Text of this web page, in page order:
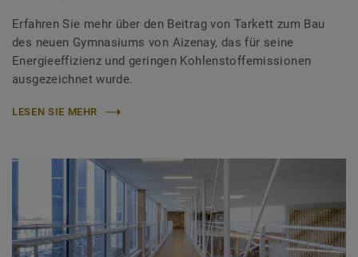
Erfahren Sie mehr über den Beitrag von Tarkett zum Bau
des neuen Gymnasiums von Aizenay, das für seine
Energieeffizienz und geringen Kohlenstoffemissionen
ausgezeichnet wurde.
LESEN SIE MEHR